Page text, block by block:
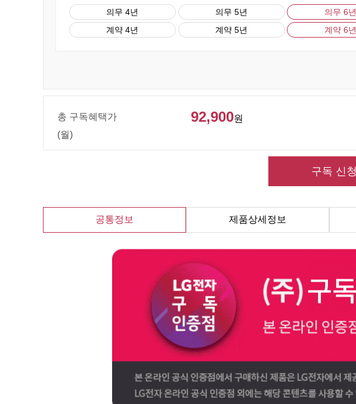
의무 4년
계약 4년
의무 5년
계약 5년
의무 6년
계약 6년
총 구독혜택가
(월)
92,900원
공통정보 제품상세정보